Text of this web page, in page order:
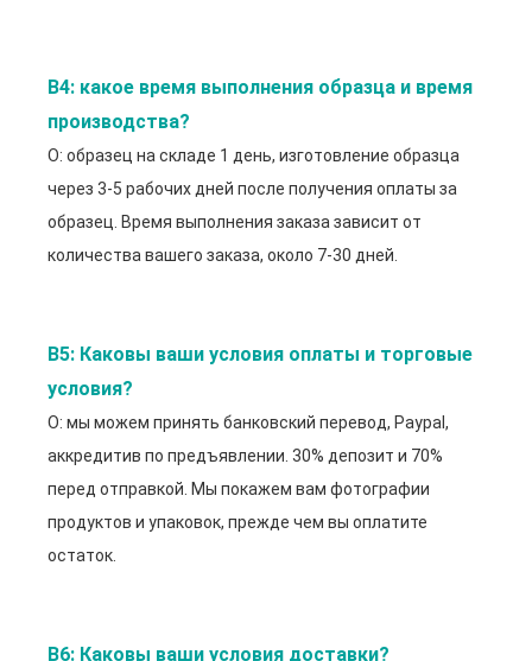
В4: какое время выполнения образца и время
производства?
О: образец на складе 1 день, изготовление образца
через 3-5 рабочих дней после получения оплаты за
образец. Время выполнения заказа зависит от
количества вашего заказа, около 7-30 дней.
В5: Каковы ваши условия оплаты и торговые
условия?
О: мы можем принять банковский перевод, Paypal,
аккредитив по предъявлении. 30% депозит и 70%
перед отправкой. Мы покажем вам фотографии
продуктов и упаковок, прежде чем вы оплатите
остаток.
В6: Каковы ваши условия доставки?